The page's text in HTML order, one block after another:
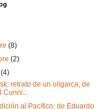
(8)
(2)
(4)
retrato de un oligarca, de
Cunni...
al Pacífico, de Eduardo